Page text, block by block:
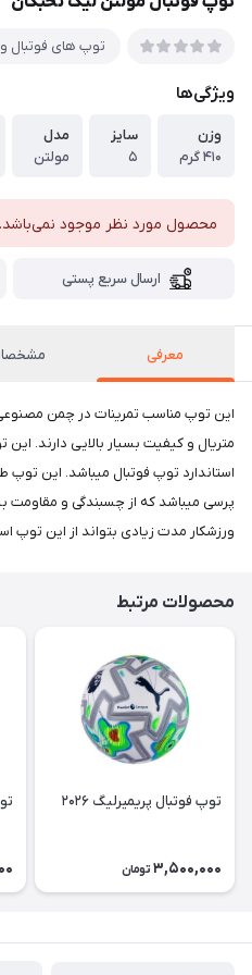
توپ های فوتبال
ویژگی‌ها
وزن
۴۱۰ گرم
سایز
۵
مدل
مولتن
محصول مورد نظر موجود نمی‌باشد.
ارسال سریع پستی
معرفی
این توپ مناسب تمرینات در چمن
استاندارد توپ فوتبال میباشد. این
پرسی میباشد که از چسبندگی و مقاومت
ورزشکار مدت زیادی بتواند از این توپ
محصولات مرتبط
توپ فوتبال پریمیرلیگ ۲۰۲۶
3,500,000 تومان